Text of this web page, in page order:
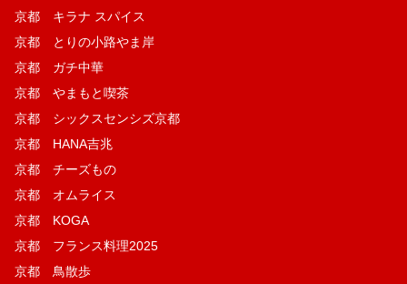
京都 キラナ スパイス
京都 とりの小路やま岸
京都 ガチ中華
京都 やまもと喫茶
京都 シックスセンシズ京都
京都 HANA吉兆
京都 チーズもの
京都 オムライス
京都 KOGA
京都 フランス料理2025
京都 鳥散歩